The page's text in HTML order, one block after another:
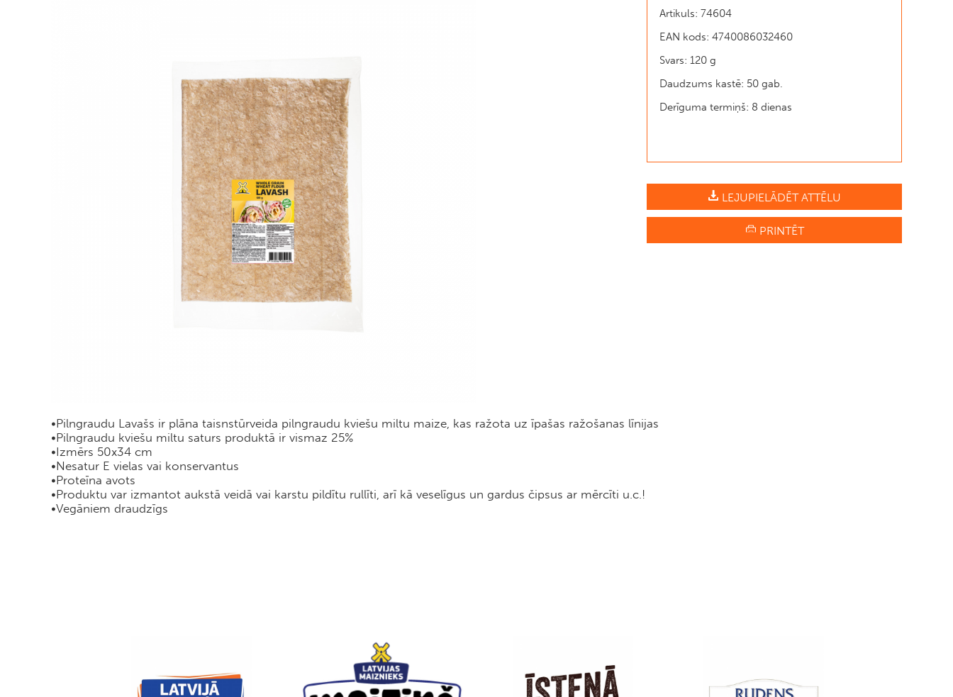
Artikuls: 74604
EAN kods: 4740086032460
Svars: 120 g
Daudzums kastē: 50 gab.
Derīguma termiņš: 8 dienas
LEJUPIELĀDĒT ATTĒLU
PRINTĒT
•Pilngraudu Lavašs ir plāna taisnstūrveida pilngraudu kviešu miltu maize, kas ražota uz īpašas ražošanas līnijas
•Pilngraudu kviešu miltu saturs produktā ir vismaz 25%
•Izmērs 50x34 cm
•Nesatur E vielas vai konservantus
•Proteīna avots
•Produktu var izmantot aukstā veidā vai karstu pildītu rullīti, arī kā veselīgus un gardus čipsus ar mērcīti u.c.!
•Vegāniem draudzīgs